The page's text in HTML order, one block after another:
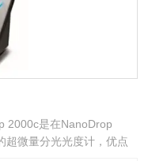
2000c是在NanoDrop
超微量分光光度计，优点